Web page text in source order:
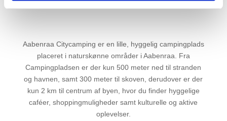
Aabenraa Citycamping er en lille, hyggelig campingplads
placeret i naturskønne områder i Aabenraa. Fra
Campingpladsen er der kun 500 meter ned til stranden
og havnen, samt 300 meter til skoven, derudover er der
kun 2 km til centrum af byen, hvor du finder hyggelige
caféer, shoppingmuligheder samt kulturelle og aktive
oplevelser.